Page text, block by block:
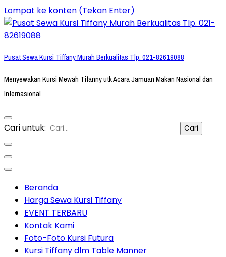
Lompat ke konten (Tekan Enter)
Pusat Sewa Kursi Tiffany Murah Berkualitas Tlp. 021-82619088
Menyewakan Kursi Mewah Tifanny utk Acara Jamuan Makan Nasional dan
Internasional
Cari untuk:
Beranda
Harga Sewa Kursi Tiffany
EVENT TERBARU
Kontak Kami
Foto-Foto Kursi Futura
Kursi Tiffany dlm Table Manner